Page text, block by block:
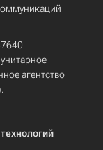
агентство